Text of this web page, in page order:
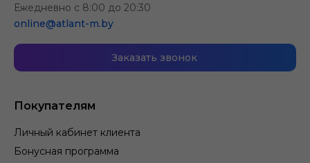
Покупателям
Личный кабинет клиента
Бонусная программа
Ежедневно с 8:00 до 20:30
online@atlant-m.by
Заказать звонок